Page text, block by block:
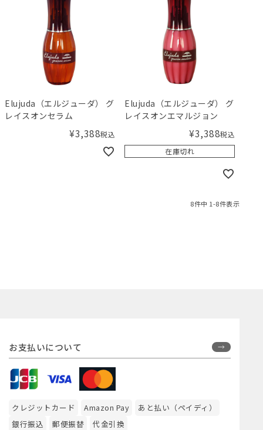
Elujuda（エルジューダ） グ
レイスオンセラム
¥3,388税込
Elujuda（エルジューダ） グ
レイスオンエマルジョン
¥3,388税込
在庫切れ
8件中 1-8件表示
お支払いについて
クレジットカード Amazon Pay
あと払い（ペイディ）
銀行振込
郵便振替 代金引換